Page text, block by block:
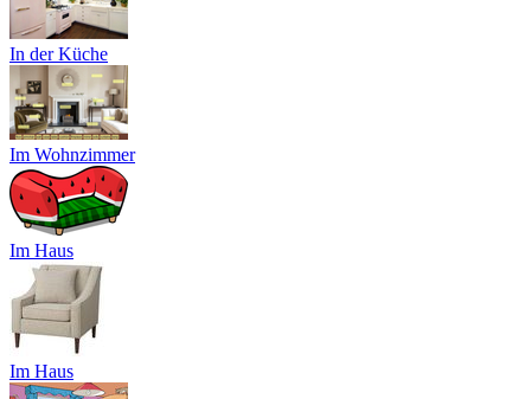
In der Küche
Im Wohnzimmer
Im Haus
Im Haus